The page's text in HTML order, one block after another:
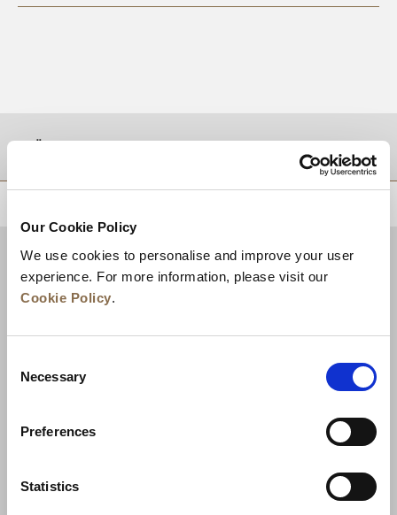
Our Cookie Policy
We use cookies to personalise and improve your user
experience. For more information, please visit our
Cookie Policy.
Selection
Necessary
Preferences
Statistics
موقع